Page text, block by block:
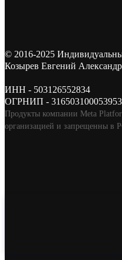
© 2016-2025
Козырев Евгений
ИНН - 503126552834
ОГРНИП - 316503100053953
Продукты компании Meta
организацией и запрещенны в